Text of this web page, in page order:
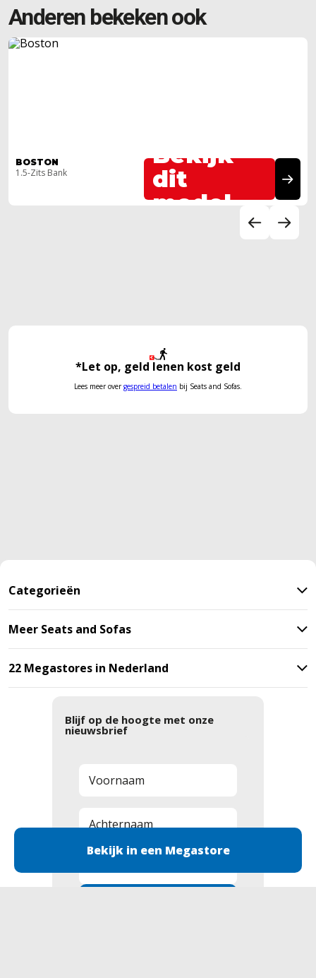
Bekijk in een Megastore
Anderen bekeken ook
BOSTON
1.5-Zits Bank
Bekijk
dit
model
*Let op, geld lenen kost geld
Lees meer overgespreid betalen bij Seats and Sofas.
Categorieën
Meer Seats and Sofas
22 Megastores in Nederland
Blijf op de hoogte met onze
nieuwsbrief